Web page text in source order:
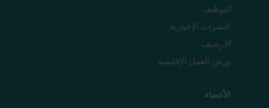
التوظيف
النشرات الإخبارية
الأرشيف
ورش العمل الإقليمية
الأعضاء